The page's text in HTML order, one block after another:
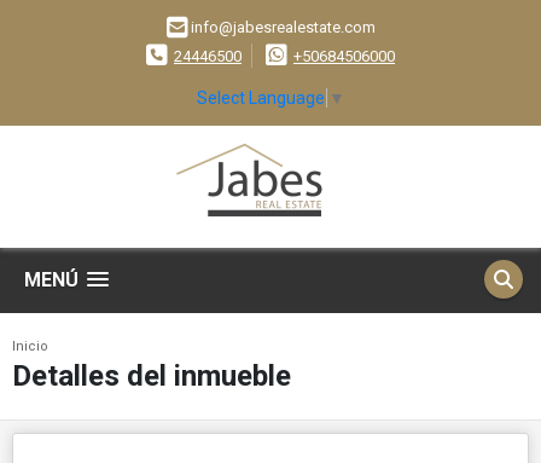
info@jabesrealestate.com
24446500
+50684506000
Select Language ▼
MENÚ
Inicio
Detalles del inmueble